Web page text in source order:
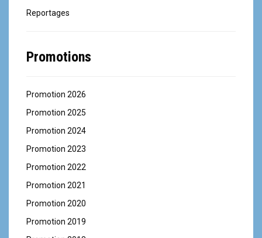
Reportages
Promotions
Promotion 2026
Promotion 2025
Promotion 2024
Promotion 2023
Promotion 2022
Promotion 2021
Promotion 2020
Promotion 2019